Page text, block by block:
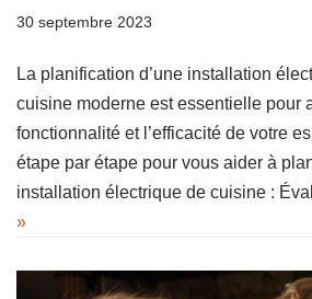
30 septembre 2023
La planification d’une installation
cuisine moderne est essentielle pour
fonctionnalité et l’efficacité de votre
étape par étape pour vous aider à
installation électrique de cuisine :
»